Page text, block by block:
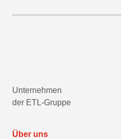
Unternehmen
der ETL-Gruppe
Über uns